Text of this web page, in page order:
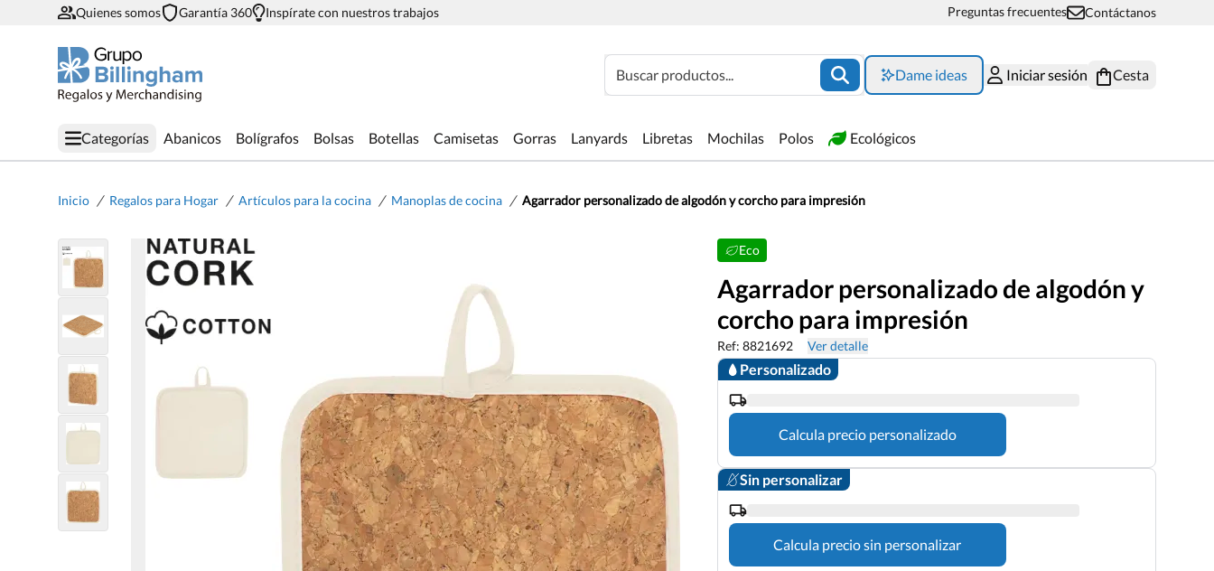
Quienes somos Garantía 360 Inspírate con nuestros trabajos Preguntas frecuentes Contáctanos
Buscar productos... Dame ideas Iniciar sesión Cesta
Categorías Abanicos Bolígrafos Bolsas Botellas Camisetas Gorras Lanyards Libretas Mochilas Polos Ecológicos
Inicio / Regalos para Hogar / Artículos para la cocina / Manoplas de cocina / Agarrador personalizado de algodón y corcho para impresión
Eco
Agarrador personalizado de algodón y
corcho para impresión
Ref: 8821692 Ver detalle
Personalizado
Calcula precio personalizado
Sin personalizar
Calcula precio sin personalizar